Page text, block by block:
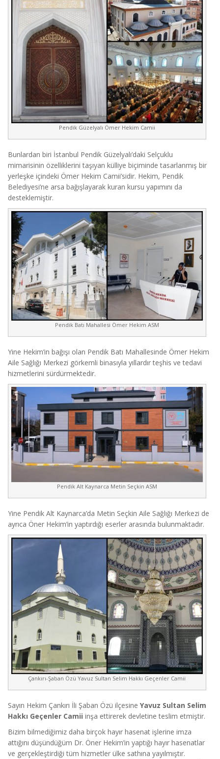
Pendik Güzelyalı Ömer Hekim Camii
Bunlardan biri İstanbul Pendik Güzelyalı’daki Selçuklu
mimarisinin özelliklerini taşıyan külliye biçiminde tasarlanmış bir
yerleşke içindeki Ömer Hekim Camii’sidir. Hekim, Pendik
Belediyesi’ne arsa bağışlayarak kuran kursu yapımını da
desteklemiştir.
Pendik Batı Mahallesi Ömer Hekim ASM
Yine Hekim’in bağışı olan Pendik Batı Mahallesinde Ömer Hekim
Aile Sağlığı Merkezi görkemli binasıyla yıllardır teşhis ve tedavi
hizmetlerini sürdürmektedir.
Pendik Alt Kaynarca Metin Seçkin ASM
Yine Pendik Alt Kaynarca’da Metin Seçkin Aile Sağlığı Merkezi de
ayrıca Öner Hekim’in yaptırdığı eserler arasında bulunmaktadır.
Çankırı-Şaban Özü Yavuz Sultan Selim Hakkı Geçenler Camii
Sayın Hekim Çankırı İli Şaban Özü ilçesine Yavuz Sultan Selim
Hakkı Geçenler Camii inşa ettirerek devletine teslim etmiştir.
Bizim bilmediğimiz daha birçok hayır hasenat işlerine imza
attığını düşündüğüm Dr. Öner Hekim’in yaptığı hayır hasenatlar
ve gerçekleştirdiği tüm hizmetler ülke sathına yayılmıştır.